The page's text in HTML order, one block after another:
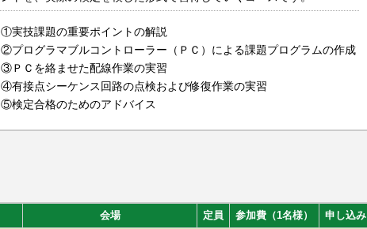
①実技課題の重要ポイントの解説
②プログラマブルコントローラー（ＰＣ）による課題プログラムの作成
③ＰＣを絡ませた配線作業の実習
④有接点シーケンス回路の点検および修復作業の実習
⑤検定合格のためのアドバイス
会場 定員 参加費（1名様） 申し込み